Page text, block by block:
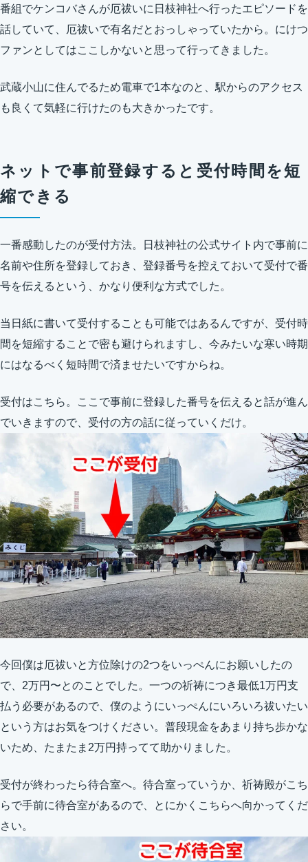
番組でケンコバさんが厄祓いに日枝神社へ行ったエピソードを
話していて、厄祓いで有名だとおっしゃっていたから。にけつ
ファンとしてはここしかないと思って行ってきました。
武蔵小山に住んでるため電車で1本なのと、駅からのアクセス
も良くて気軽に行けたのも大きかったです。
ネットで事前登録すると受付時間を短
縮できる
一番感動したのが受付方法。日枝神社の公式サイト内で事前に
名前や住所を登録しておき、登録番号を控えておいて受付で番
号を伝えるという、かなり便利な方式でした。
当日紙に書いて受付することも可能ではあるんですが、受付時
間を短縮することで密も避けられますし、今みたいな寒い時期
にはなるべく短時間で済ませたいですからね。
受付はこちら。ここで事前に登録した番号を伝えると話が進ん
でいきますので、受付の方の話に従っていくだけ。
今回僕は厄祓いと方位除けの2つをいっぺんにお願いしたの
で、2万円〜とのことでした。一つの祈祷につき最低1万円支
払う必要があるので、僕のようにいっぺんにいろいろ祓いたい
という方はお気をつけください。普段現金をあまり持ち歩かな
いため、たまたま2万円持ってて助かりました。
受付が終わったら待合室へ。待合室っていうか、祈祷殿がこち
らで手前に待合室があるので、とにかくこちらへ向かってくだ
さい。